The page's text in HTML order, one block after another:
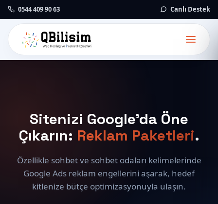
0544 409 90 63 Canlı Destek
Sitenizi Google'da Öne
Çıkarın: Reklam Paketleri.
Özellikle sohbet ve sohbet odaları kelimelerinde
Google Ads reklam engellerini aşarak, hedef
kitlenize bütçe optimizasyonuyla ulaşın.